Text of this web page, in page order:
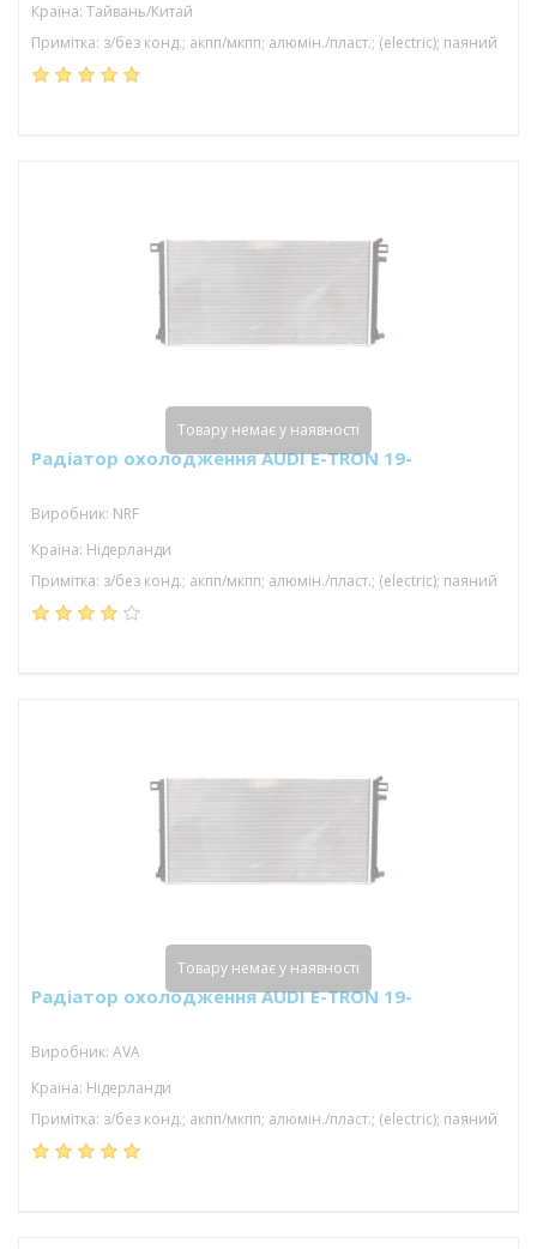
Країна: Тайвань/Китай
Примітка: з/без конд.; акпп/мкпп; алюмін./пласт.; (electric); паяний
Радіатор охолодження AUDI E-TRON 19-
Виробник: NRF
Країна: Нідерланди
Примітка: з/без конд.; акпп/мкпп; алюмін./пласт.; (electric); паяний
Товару немає у наявності
Радіатор охолодження AUDI E-TRON 19-
Виробник: AVA
Країна: Нідерланди
Примітка: з/без конд.; акпп/мкпп; алюмін./пласт.; (electric); паяний
Товару немає у наявності